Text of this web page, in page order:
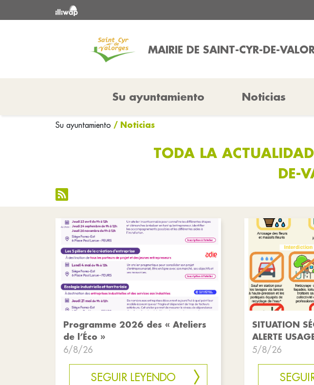
MAIRIE DE SAINT-CYR-DE-
Su ayuntamiento Noticias
Su ayuntamiento / Noticias
TODA LA
DE-
Programme 2026 des « Ateliers
de l’Éco »
6/8/26
SEGUIR LEYENDO
SITUATION
ALERTE
5/8/26